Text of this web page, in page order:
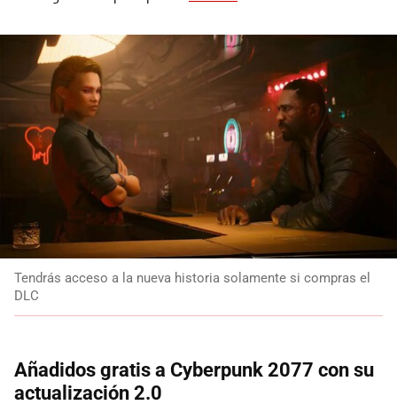
Tendrás acceso a la nueva historia solamente si compras el
DLC
Añadidos gratis a Cyberpunk 2077 con su
actualización 2.0